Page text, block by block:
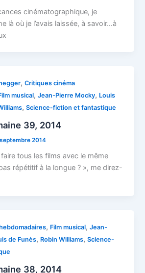
cinématographique, je
là où je l’avais laissée, à savoir…à
,Critiques cinéma
musical,Jean-Pierre Mocky, Louis
,Science-fiction et fantastique
39, 2014
2014
tous les films avec le même
répétitif à la longue ? », me direz-
, Film musical,Jean-
de Funès, Robin Williams,Science-
38, 2014